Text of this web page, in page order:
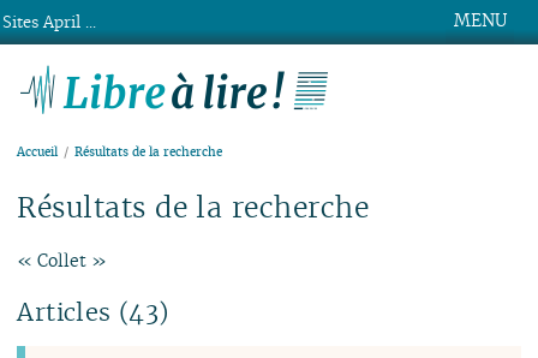
MENU
Accueil Résultats de la recherche
Résultats de la recherche
« Collet »
Articles (43)
Sites April ...